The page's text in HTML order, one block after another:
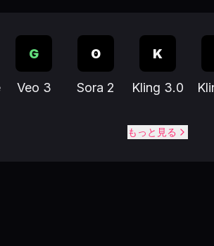
G
Veo 3
O
Sora 2
K
Kling 3.0
もっと見る